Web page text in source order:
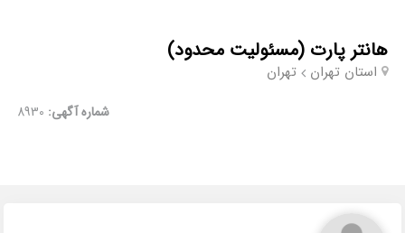
هانتر پارت (مسئولیت محدود)
استان تهران تهران
شماره آگهی: 8930